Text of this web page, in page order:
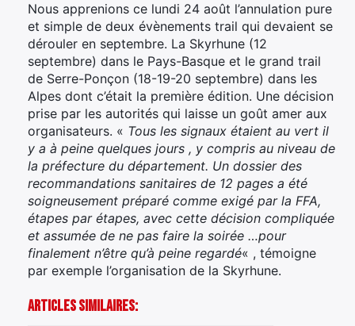
Nous apprenions ce lundi 24 août l’annulation pure
et simple de deux évènements trail qui devaient se
dérouler en septembre. La Skyrhune (12
septembre) dans le Pays-Basque et le grand trail
de Serre-Ponçon (18-19-20 septembre) dans les
Alpes dont c’était la première édition. Une décision
prise par les autorités qui laisse un goût amer aux
organisateurs. « Tous les signaux étaient au vert il
y a à peine quelques jours , y compris au niveau de
la préfecture du département. Un dossier des
recommandations sanitaires de 12 pages a été
soigneusement préparé comme exigé par la FFA,
étapes par étapes, avec cette décision compliquée
et assumée de ne pas faire la soirée …pour
finalement n’être qu’à peine regardé« , témoigne
par exemple l’organisation de la Skyrhune.
Articles Similaires: